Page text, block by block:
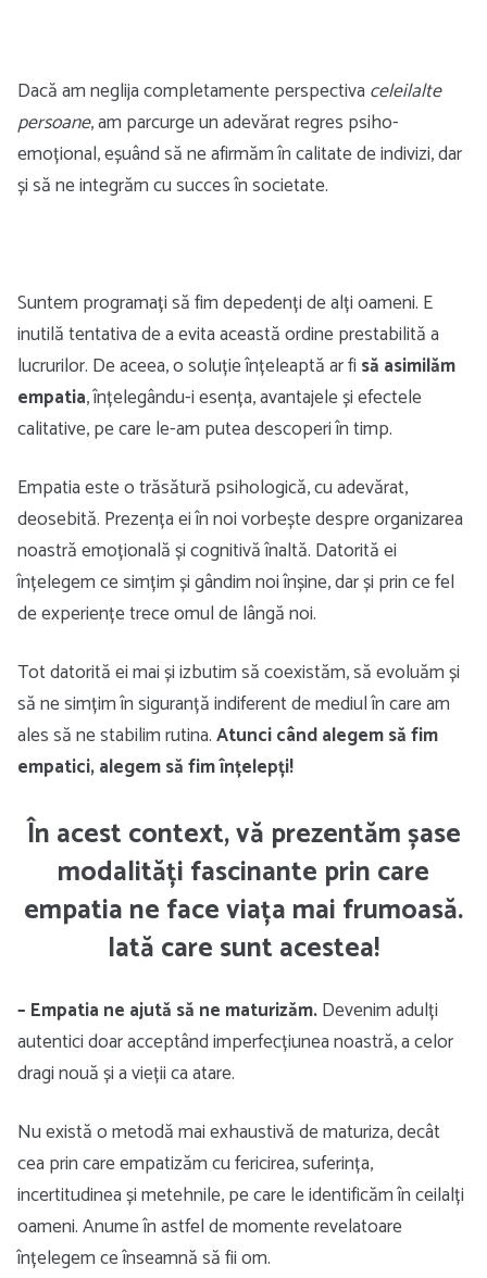
Dacă am neglija completamente perspectiva celeilalte
persoane, am parcurge un adevărat regres psiho-
emoțional, eșuând să ne afirmăm în calitate de indivizi, dar
și să ne integrăm cu succes în societate.
Suntem programați să fim depedenți de alți oameni. E
inutilă tentativa de a evita această ordine prestabilită a
lucrurilor. De aceea, o soluție înțeleaptă ar fi să asimilăm
empatia, înțelegându-i esența, avantajele și efectele
calitative, pe care le-am putea descoperi în timp.
Empatia este o trăsătură psihologică, cu adevărat,
deosebită. Prezența ei în noi vorbește despre organizarea
noastră emoțională și cognitivă înaltă. Datorită ei
înțelegem ce simțim și gândim noi înșine, dar și prin ce fel
de experiențe trece omul de lângă noi.
Tot datorită ei mai și izbutim să coexistăm, să evoluăm și
să ne simțim în siguranță indiferent de mediul în care am
ales să ne stabilim rutina.Atunci când alegem să fim
empatici, alegem să fim înțelepți!
În acest context, vă prezentăm șase
modalități fascinante prin care
empatia ne face viața mai frumoasă.
Iată care sunt acestea!
– Empatia ne ajută să ne maturizăm.Devenim adulți
autentici doar acceptând imperfecțiunea noastră, a celor
dragi nouă și a vieții ca atare.
Nu există o metodă mai exhaustivă de maturiza, decât
cea prin care empatizăm cu fericirea, suferința,
incertitudinea și metehnile, pe care le identificăm în ceilalți
oameni. Anume în astfel de momente revelatoare
înțelegem ce înseamnă să fii om.